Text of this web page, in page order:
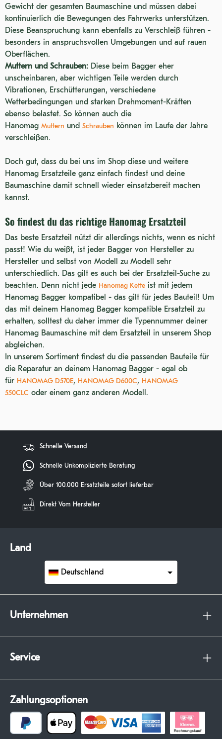
Gewicht der gesamten Baumaschine und müssen dabei
kontinuierlich die Bewegungen des Fahrwerks unterstützen.
Diese Beanspruchung kann ebenfalls zu Verschleiß führen -
besonders in anspruchsvollen Umgebungen und auf rauen
Oberflächen.
Muttern und Schrauben: Diese beim Bagger eher
unscheinbaren, aber wichtigen Teile werden durch
Vibrationen, Erschütterungen, verschiedene
Wetterbedingungen und starken Drehmoment-Kräften
ebenso belastet. So können auch die
Hanomag Muttern und Schrauben können im Laufe der Jahre
verschleißen.
Doch gut, dass du bei uns im Shop diese und weitere
Hanomag Ersatzteile ganz einfach findest und deine
Baumaschine damit schnell wieder einsatzbereit machen
kannst.
So findest du das richtige Hanomag Ersatzteil
Das beste Ersatzteil nützt dir allerdings nichts, wenn es nicht
passt! Wie du weißt, ist jeder Bagger von Hersteller zu
Hersteller und selbst von Modell zu Modell sehr
unterschiedlich. Das gilt es auch bei der Ersatzteil-Suche zu
beachten. Denn nicht jede Hanomag Kette ist mit jedem
Hanomag Bagger kompatibel - das gilt für jedes Bauteil! Um
das mit deinem Hanomag Bagger kompatible Ersatzteil zu
erhalten, solltest du daher immer die Typennummer deiner
Hanomag Baumaschine mit dem Ersatzteil in unserem Shop
abgleichen.
In unserem Sortiment findest du die passenden Bauteile für
die Reparatur an deinem Hanomag Bagger - egal ob
für HANOMAG D570E, HANOMAG D600C, HANOMAG
550CLC oder einem ganz anderen Modell.
Schnelle Versand
Schnelle Unkomplizierte Beratung
Über 100.000 Ersatzteile sofort lieferbar
Direkt Vom Hersteller
Land
Deutschland
Unternehmen
Service
Zahlungsoptionen